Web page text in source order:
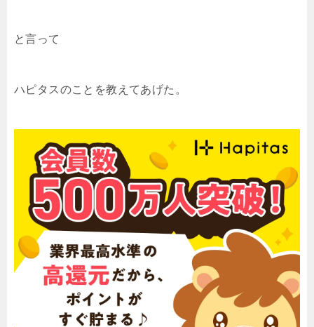
と言って
ハピタスのことを教えてあげた。